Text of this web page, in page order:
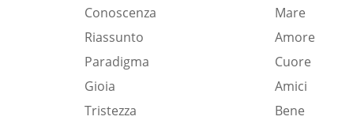
Conoscenza
Riassunto
Paradigma
Gioia
Tristezza
Mare
Amore
Cuore
Amici
Bene